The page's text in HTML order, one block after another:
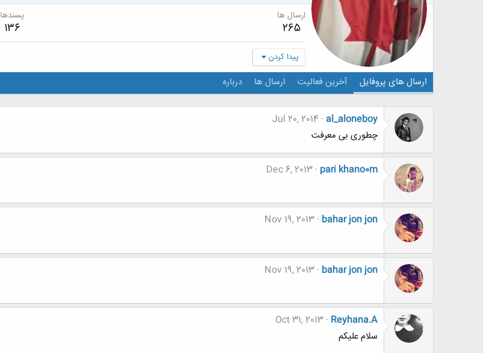
ارسال ها
265
پسندها
136
پیدا کردن
ارسال های پروفایل آخرین فعالیت ارسال ها درباره
al_aloneboy
Jul 20, 2014
چطوری بی معرفت
pari khano0m
Dec 6, 2013
bahar jon jon
Nov 19, 2013
bahar jon jon
Nov 19, 2013
Reyhana.A
Oct 31, 2013
سلام علیکم